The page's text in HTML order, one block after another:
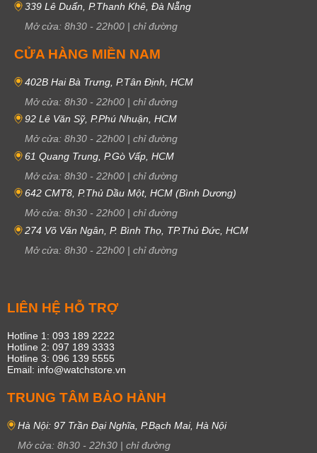
339 Lê Duẩn, P.Thanh Khê, Đà Nẵng
Mở cửa: 8h30 - 22h00 | chỉ đường
CỬA HÀNG MIỀN NAM
402B Hai Bà Trưng, P.Tân Định, HCM
Mở cửa: 8h30 - 22h00 | chỉ đường
92 Lê Văn Sỹ, P.Phú Nhuận, HCM
Mở cửa: 8h30 - 22h00 | chỉ đường
61 Quang Trung, P.Gò Vấp, HCM
Mở cửa: 8h30 - 22h00 | chỉ đường
642 CMT8, P.Thủ Dầu Một, HCM (Bình Dương)
Mở cửa: 8h30 - 22h00 | chỉ đường
274 Võ Văn Ngân, P. Bình Thọ, TP.Thủ Đức, HCM
Mở cửa: 8h30 - 22h00 | chỉ đường
LIÊN HỆ HỖ TRỢ
Hotline 1: 093 189 2222
Hotline 2: 097 189 3333
Hotline 3: 096 139 5555
Email: info@watchstore.vn
TRUNG TÂM BẢO HÀNH
Hà Nội: 97 Trần Đại Nghĩa, P.Bạch Mai, Hà Nội
Mở cửa: 8h30 - 22h30 | chỉ đường